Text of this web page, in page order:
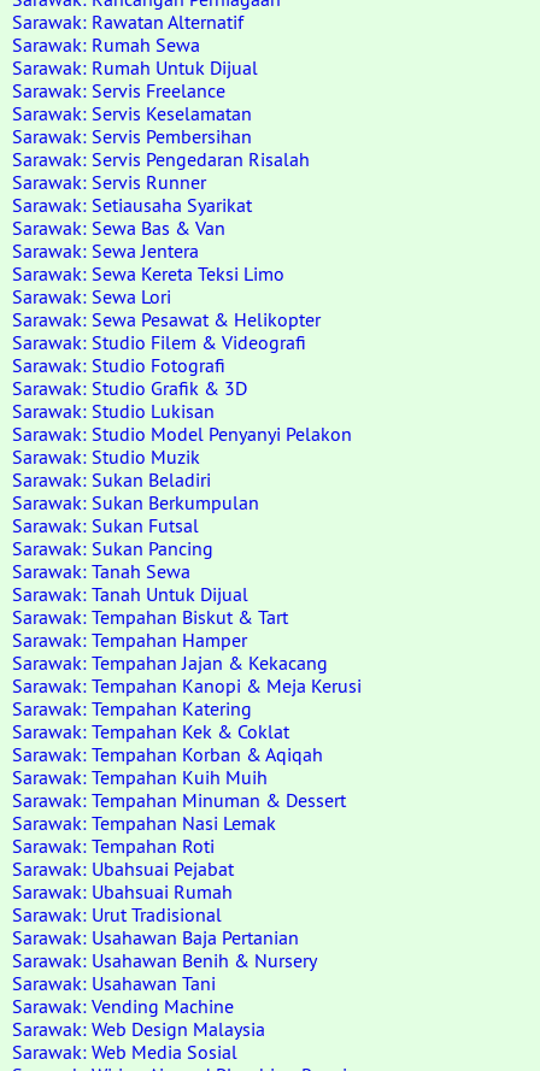
Sarawak: Rawatan Alternatif
Sarawak: Rumah Sewa
Sarawak: Rumah Untuk Dijual
Sarawak: Servis Freelance
Sarawak: Servis Keselamatan
Sarawak: Servis Pembersihan
Sarawak: Servis Pengedaran Risalah
Sarawak: Servis Runner
Sarawak: Setiausaha Syarikat
Sarawak: Sewa Bas & Van
Sarawak: Sewa Jentera
Sarawak: Sewa Kereta Teksi Limo
Sarawak: Sewa Lori
Sarawak: Sewa Pesawat & Helikopter
Sarawak: Studio Filem & Videografi
Sarawak: Studio Fotografi
Sarawak: Studio Grafik & 3D
Sarawak: Studio Lukisan
Sarawak: Studio Model Penyanyi Pelakon
Sarawak: Studio Muzik
Sarawak: Sukan Beladiri
Sarawak: Sukan Berkumpulan
Sarawak: Sukan Futsal
Sarawak: Sukan Pancing
Sarawak: Tanah Sewa
Sarawak: Tanah Untuk Dijual
Sarawak: Tempahan Biskut & Tart
Sarawak: Tempahan Hamper
Sarawak: Tempahan Jajan & Kekacang
Sarawak: Tempahan Kanopi & Meja Kerusi
Sarawak: Tempahan Katering
Sarawak: Tempahan Kek & Coklat
Sarawak: Tempahan Korban & Aqiqah
Sarawak: Tempahan Kuih Muih
Sarawak: Tempahan Minuman & Dessert
Sarawak: Tempahan Nasi Lemak
Sarawak: Tempahan Roti
Sarawak: Ubahsuai Pejabat
Sarawak: Ubahsuai Rumah
Sarawak: Urut Tradisional
Sarawak: Usahawan Baja Pertanian
Sarawak: Usahawan Benih & Nursery
Sarawak: Usahawan Tani
Sarawak: Vending Machine
Sarawak: Web Design Malaysia
Sarawak: Web Media Sosial